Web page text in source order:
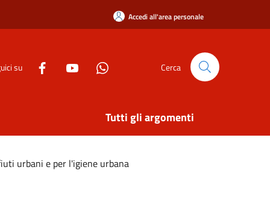
Accedi all'area personale
su Cerca
Tutti gli argomenti
urbani e per l'igiene urbana